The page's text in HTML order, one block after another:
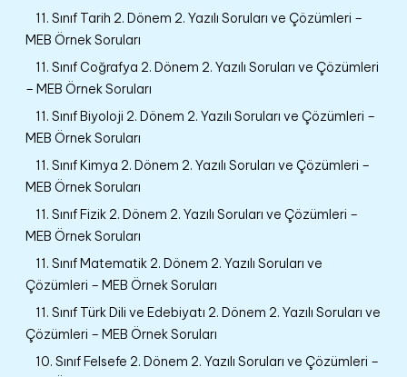
11. Sınıf Tarih 2. Dönem 2. Yazılı Soruları ve Çözümleri –
MEB Örnek Soruları
11. Sınıf Coğrafya 2. Dönem 2. Yazılı Soruları ve Çözümleri
– MEB Örnek Soruları
11. Sınıf Biyoloji 2. Dönem 2. Yazılı Soruları ve Çözümleri –
MEB Örnek Soruları
11. Sınıf Kimya 2. Dönem 2. Yazılı Soruları ve Çözümleri –
MEB Örnek Soruları
11. Sınıf Fizik 2. Dönem 2. Yazılı Soruları ve Çözümleri –
MEB Örnek Soruları
11. Sınıf Matematik 2. Dönem 2. Yazılı Soruları ve
Çözümleri – MEB Örnek Soruları
11. Sınıf Türk Dili ve Edebiyatı 2. Dönem 2. Yazılı Soruları ve
Çözümleri – MEB Örnek Soruları
10. Sınıf Felsefe 2. Dönem 2. Yazılı Soruları ve Çözümleri –